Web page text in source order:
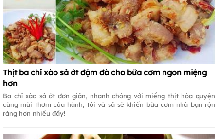
Thịt ba chỉ xào sả ớt đậm đà cho bữa cơm ngon miệng
hơn
Ba chỉ xào sả ớt đơn giản, nhanh chóng với miếng thịt hòa quyện
cùng mùi thơm của hành, tỏi và sả sẽ khiến bữa cơm nhà bạn rộn
ràng hơn nhiều đấy!